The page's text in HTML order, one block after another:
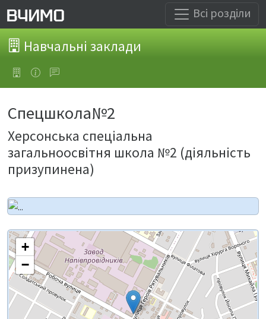
Всі розділи
Навчальні заклади
Спецшкола№2
Херсонська спеціальна
загальноосвітня школа №2 (діяльність
призупинена)
+
−